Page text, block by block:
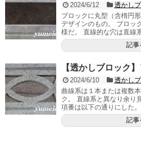
2024/6/12
透かし
ブロックに丸型（含楕円
デザインのもの。 ブロッ
様だ。 直線的な穴は直線
記事
【透かしブロッ
2024/6/10
透かし
曲線系は１本または複数
ク。 直線系と異なり余り
項番は以下の通りにした。
記事